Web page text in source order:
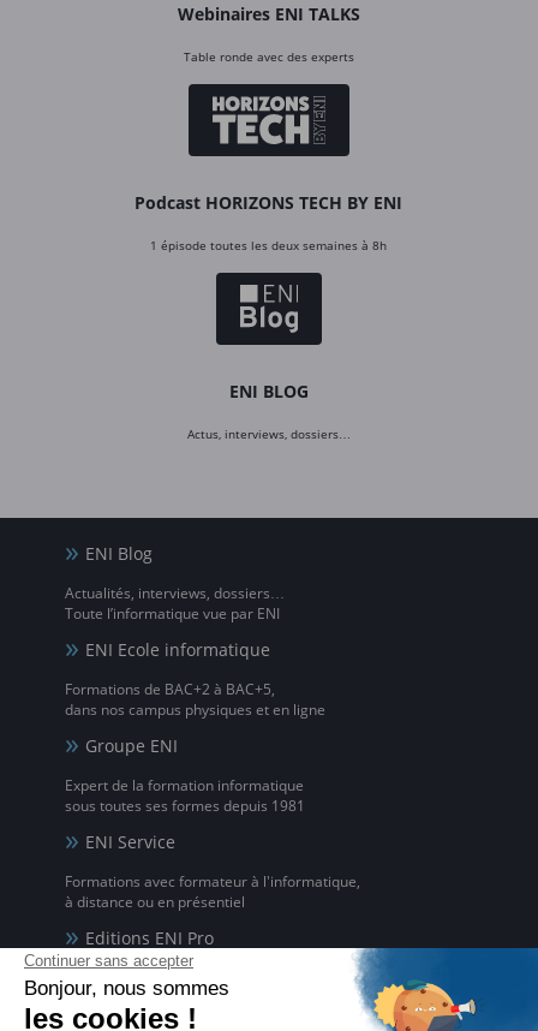
Webinaires ENI TALKS
Table ronde avec des experts
Podcast HORIZONS TECH BY ENI
1 épisode toutes les deux semaines à 8h
ENI BLOG
Actus, interviews, dossiers…
ENI Blog
Actualités, interviews, dossiers…
Toute l’informatique vue par ENI
ENI Ecole informatique
Formations de BAC+2 à BAC+5,
dans nos campus physiques et en ligne
Groupe ENI
Expert de la formation informatique
sous toutes ses formes depuis 1981
ENI Service
Formations avec formateur à l'informatique,
à distance ou en présentiel
Editions ENI Pro
pour les organismes de formation